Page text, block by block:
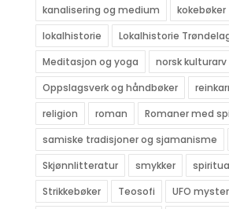
kanalisering og medium
kokebøker
lokalhistorie
Lokalhistorie
Meditasjon og yoga
norsk kulturarv
Oppslagsverk og håndbøker
religion
roman
Romaner med
samiske tradisjoner og sjamanisme
Skjønnlitteratur
smykker
Strikkebøker
Teosofi
UFO